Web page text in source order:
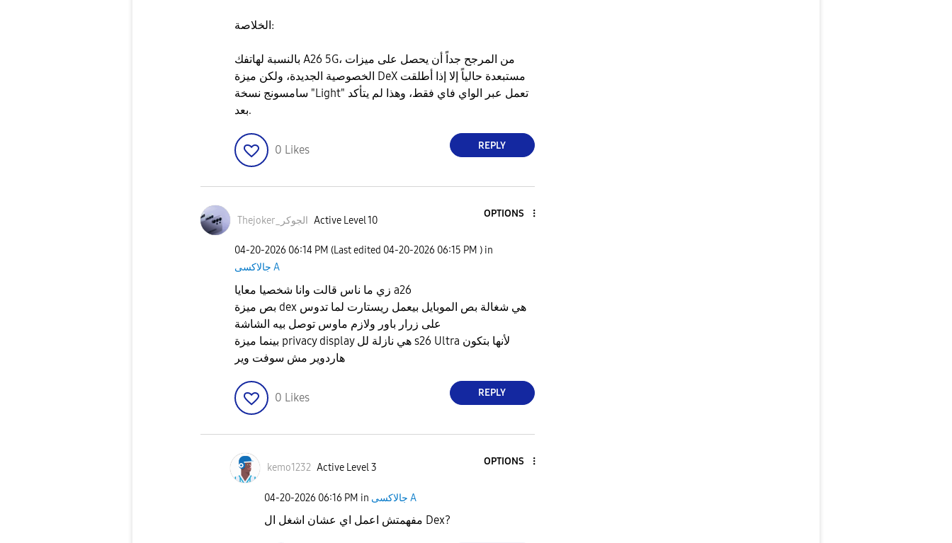
​الخلاصة:
بالنسبة لهاتفك A26 5G، من المرجح جداً أن يحصل على ميزات
الخصوصية الجديدة، ولكن ميزة DeX مستبعدة حالياً إلا إذا أطلقت
سامسونج نسخة "Light" تعمل عبر الواي فاي فقط، وهذا لم يتأكد
بعد.
0 Likes REPLY
Thejoker_الجوكر Active Level 10
OPTIONS
‎04-20-2026 06:14 PM (Last edited ‎04-20-2026 06:15 PM ) in
جالاكسى A
زي ما ناس قالت وانا شخصيا معايا a26
بص ميزة dex هي شغالة بص الموبايل بيعمل ريستارت لما تدوس
على زرار باور ولازم ماوس توصل بيه الشاشة
بينما ميزة privacy display هي نازلة لل s26 Ultra لأنها بتكون
هاردوير مش سوفت وير
0 Likes REPLY
kemo1232 Active Level 3
OPTIONS
‎04-20-2026 06:16 PM in جالاكسى A
مفهمتش اعمل اي عشان اشغل ال Dex?